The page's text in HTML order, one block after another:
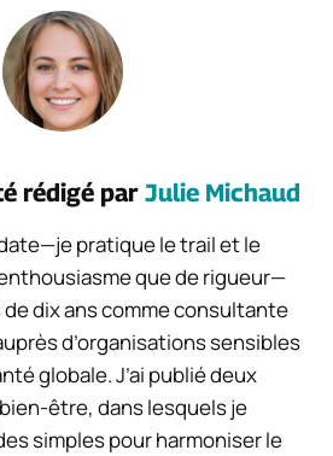
rédigé par Julie Michaud
pratique le trail et le
que de rigueur—
de dix ans comme consultante
d’organisations sensibles
globale. J’ai publié deux
être, dans lesquels je
simples pour harmoniser le